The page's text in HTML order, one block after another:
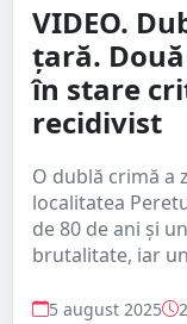
VIDEO.
țară.
în stare
recidivist
O dublă crimă a
localitatea
de 80 de ani și
brutalitate, iar
5 august 2025